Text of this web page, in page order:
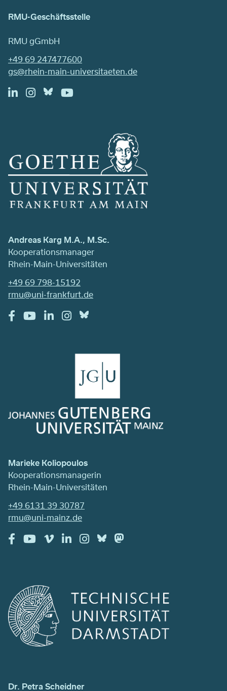
RMU-Geschäftsstelle
RMU gGmbH
+49 69 247477600
gs@rhein-main-universitaeten.de
Andreas Karg M.A., M.Sc.
Kooperationsmanager
Rhein-Main-Universitäten
+49 69 798-15192
rmu@uni-frankfurt.de
Marieke Koliopoulos
Kooperationsmanagerin
Rhein-Main-Universitäten
+49 6131 39 30787
rmu@uni-mainz.de
Dr. Petra Scheidner